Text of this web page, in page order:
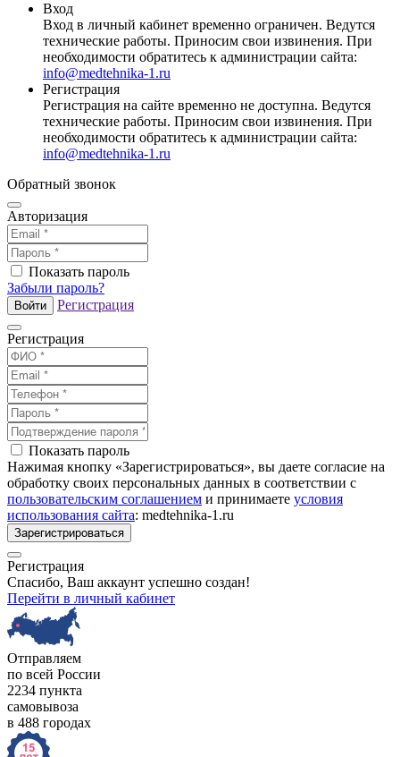
Вход
Вход в личный кабинет временно ограничен. Ведутся
технические работы. Приносим свои извинения. При
необходимости обратитесь к администрации сайта:
info@medtehnika-1.ru
Регистрация
Регистрация на сайте временно не доступна. Ведутся
технические работы. Приносим свои извинения. При
необходимости обратитесь к администрации сайта:
info@medtehnika-1.ru
Обратный звонок
Авторизация
Показать пароль
Забыли пароль?
Войти Регистрация
Регистрация
Показать пароль
Нажимая кнопку «Зарегистрироваться», вы даете согласие на
обработку своих персональных данных в соответствии с
пользовательским соглашением и принимаете условия
использования сайта: medtehnika-1.ru
Зарегистрироваться
Регистрация
Спасибо, Ваш аккаунт успешно создан!
Перейти в личный кабинет
Отправляем
по всей России
2234 пункта
самовывоза
в 488 городах